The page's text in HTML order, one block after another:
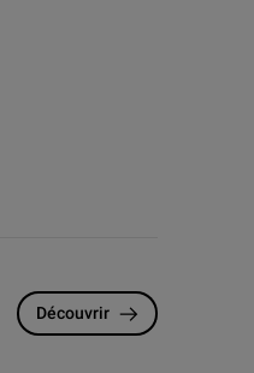
Découvrir